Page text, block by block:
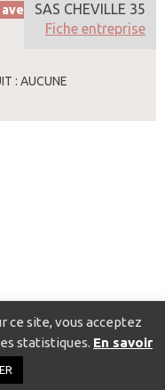
ou sans
: AUCUNE
SAS CHEVILLE 35
Fiche entreprise
ce site, vous acceptez
statistiques. En savoir